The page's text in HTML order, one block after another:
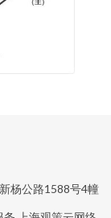
杨公路1588号4幢